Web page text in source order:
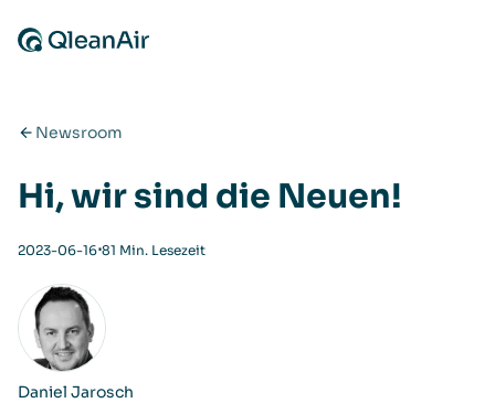
Newsroom
Hi, wir sind die Neuen!
2023-06-16⋅81 Min. Lesezeit
Daniel Jarosch